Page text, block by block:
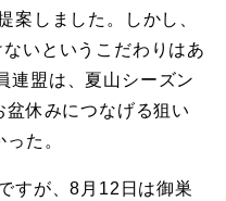
案しました。しかし、
いというこだわりはあ
連盟は、夏山シーズン
休みにつなげる狙い
た。
すが、8月12日は御巣